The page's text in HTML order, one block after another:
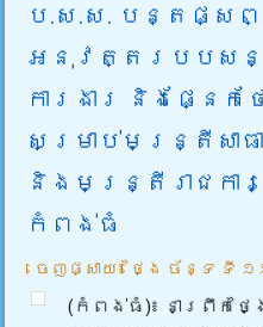
ប.ស.ស. បន្តផ្សព្
អនុវត្តរបបសន្
ការងារ និងផ្នែកថ
សម្រាប់មន្រ្តីសាធ
និងមន្រ្តីរាជកា
កំពង់ធំ
ចេញផ្សាយ៖ ថ្ងៃ ច័ន្ទ ទី ១
(កំពង់ធំ)៖ នាព្រឹកថ្ង